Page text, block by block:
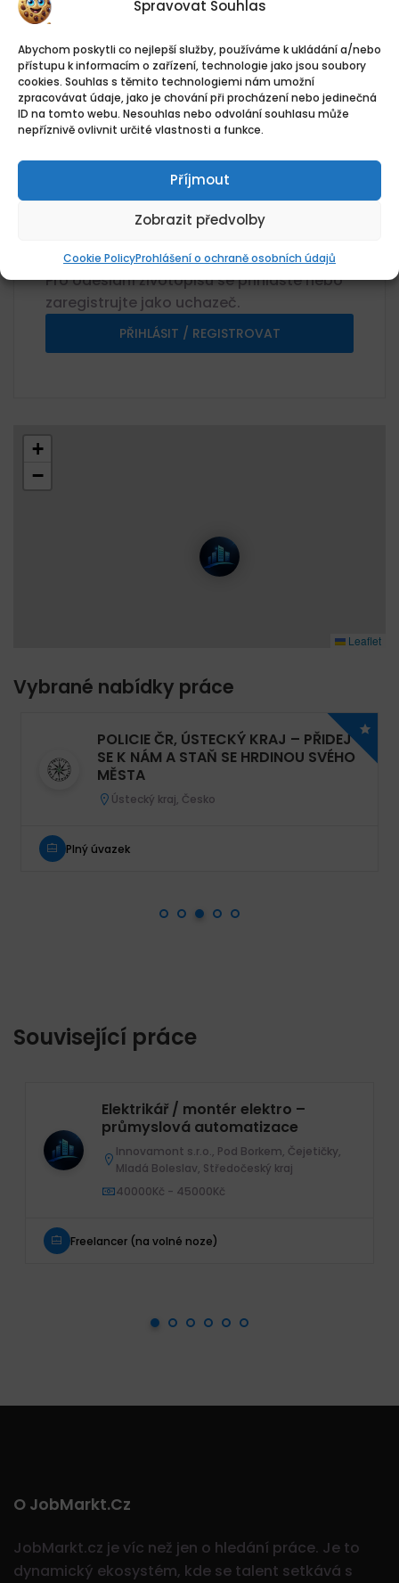
Spravovat Souhlas
Abychom poskytli co nejlepší služby, používáme k ukládání a/nebo
přístupu k informacím o zařízení, technologie jako jsou soubory
cookies. Souhlas s těmito technologiemi nám umožní
zpracovávat údaje, jako je chování při procházení nebo jedinečná
ID na tomto webu. Nesouhlas nebo odvolání souhlasu může
nepříznivě ovlivnit určité vlastnosti a funkce.
Příjmout
Zobrazit předvolby
Cookie PolicyProhlášení o ochraně osobních údajů
Umístění
Olomouc, Lazecká, Lazce, Olomouc,
Olomoucký kraj
Kategorie
Elektroinstalatér Projektant
80 000 CZK / měsíc Kč / Rok
0 Aplikace
Pro odeslání životopisu se přihlaste nebo
zaregistrujte jako uchazeč.
PŘIHLÁSIT / REGISTROVAT
+
−
Leaflet
Vybrané nabídky práce
POLICIE ČR, ÚSTECKÝ KRAJ – PŘIDEJ
SE K NÁM A STAŇ SE HRDINOU SVÉHO
MĚSTA
Ústecký kraj, Česko
Plný úvazek
Související práce
Elektrikář / montér elektro –
průmyslová automatizace
Innovamont s.r.o., Pod Borkem, Čejetičky,
Mladá Boleslav, Středočeský kraj
40000Kč - 45000Kč
Freelancer (na volné noze)
O JobMarkt.cz
JobMarkt.cz je víc než jen o hledání práce. Je to
dynamický ekosystém, kde se talent setkává s